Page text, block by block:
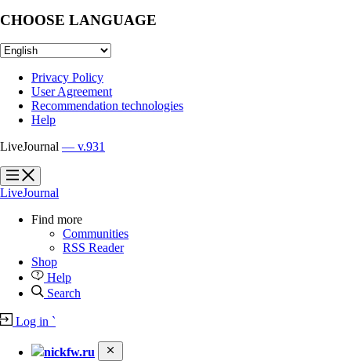
CHOOSE LANGUAGE
Privacy Policy
User Agreement
Recommendation technologies
Help
LiveJournal — v.931
?
?
LiveJournal
Find more
Communities
RSS Reader
Shop
Help
Search
Log in `
nickfw.ru